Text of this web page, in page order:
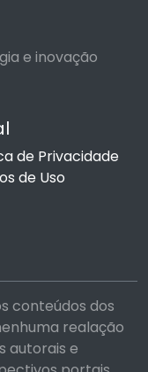
e inovação
de Privacidade
de Uso
conteúdos dos
realação
autorais e